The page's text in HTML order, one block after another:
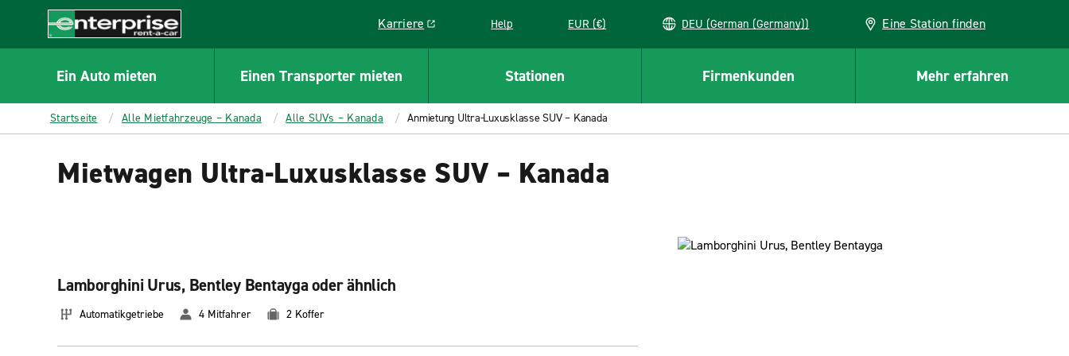
CONTENT
Enterprise
Karriere
Link opens in a new window
Help EUR (€) DEU (German (Germany)) Eine Station finden
Ein Auto mieten Einen Transporter mieten Stationen Firmenkunden Mehr erfahren
Startseite Alle Mietfahrzeuge – Kanada Alle SUVs – Kanada Anmietung Ultra-Luxusklasse SUV – Kanada
Mietwagen Ultra-Luxusklasse SUV – Kanada
Lamborghini Urus, Bentley Bentayga oder ähnlich
Automatikgetriebe 4 Mitfahrer 2 Koffer